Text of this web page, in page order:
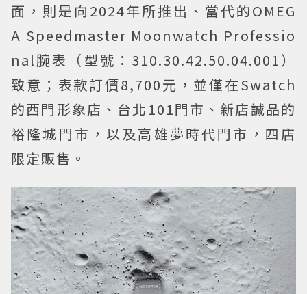
面，則是向2024年所推出、當代的OMEG
A Speedmaster Moonwatch Professio
nal腕表（型號：310.30.42.50.04.001）
致意；表款訂價8,700元，並僅在Swatch
的西門形象店、台北101門市、新店誠品的
裕隆城門市，以及高雄夢時代門市，四店
限定販售。